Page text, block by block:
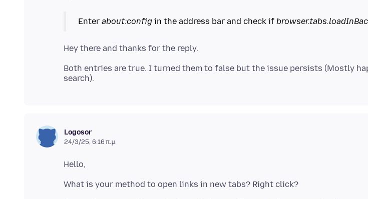
Enter about:config in the address bar and check if
Both entries are true. I turned them to false but the issue persists (Mostly
Logosor
24/3/25, 6:16 π.μ.